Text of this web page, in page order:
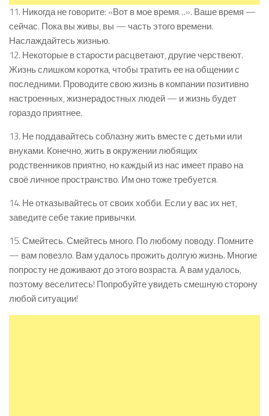
11. Никогда не говорите: «Вот в мое время…». Ваше время —
сейчас. Пока вы живы, вы — часть этого времени.
Наслаждайтесь жизнью.
12. Некоторые в старости расцветают, другие черствеют.
Жизнь слишком коротка, чтобы тратить ее на общении с
последними. Проводите свою жизнь в компании позитивно
настроенных, жизнерадостных людей — и жизнь будет
гораздо приятнее.
13. Не поддавайтесь соблазну жить вместе с детьми или
внуками. Конечно, жить в окружении любящих
родственников приятно, но каждый из нас имеет право на
своё личное пространство. Им оно тоже требуется.
14. Не отказывайтесь от своих хобби. Если у вас их нет,
заведите себе такие привычки.
15. Смейтесь. Смейтесь много. По любому поводу. Помните
— вам повезло. Вам удалось прожить долгую жизнь. Многие
попросту не доживают до этого возраста. А вам удалось,
поэтому веселитесь! Попробуйте увидеть смешную сторону
любой ситуации!